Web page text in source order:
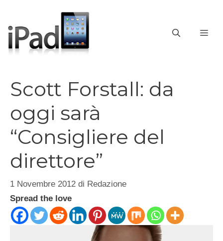
contenuto
Scott Forstall: da
oggi sarà
“Consigliere del
direttore”
1 Novembre 2012 di Redazione
Spread the love